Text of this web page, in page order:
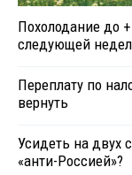
Похолодание до
следующей
Переплату по
вернуть
Усидеть на двух
«анти-Россией»?